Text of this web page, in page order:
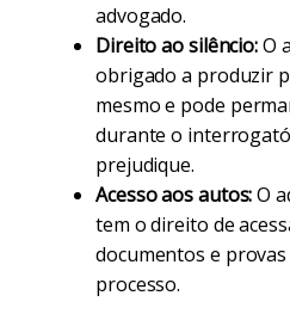
advogado.
Direito ao silêncio:O
obrigado a produzir
mesmo e pode
durante o
prejudique.
Acesso aos autos:O
tem o direito de
documentos e
processo.